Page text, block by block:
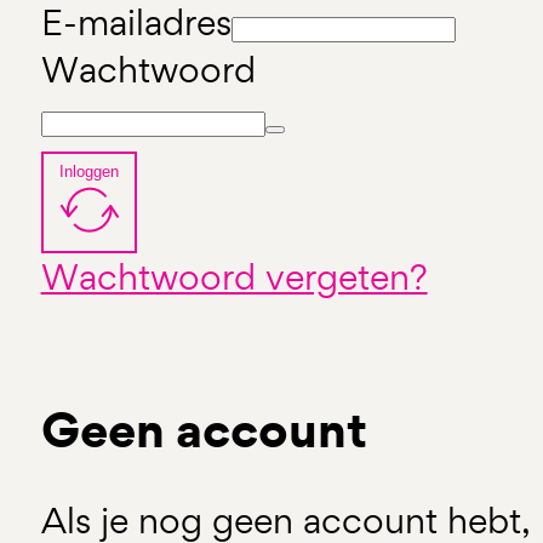
E-mailadres
Wachtwoord
Inloggen
Wachtwoord vergeten?
Geen account
Als je nog geen account hebt,